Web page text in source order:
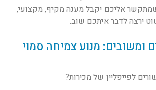
אליכם יקבל מענה מקיף, מקצועי,
ירצה לדבר איתכם שוב.
ומשובים: מנוע צמיחה סמוי
לפייפליין של מכירות?